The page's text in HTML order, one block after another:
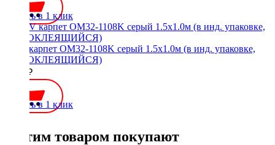
Купить в 1 клик
ACV карпет OM32-1108K серый 1.5х1.0м (в инд. упаковке,
САМОКЛЕЯЩИЙСЯ)
1300 ₽
Купить в 1 клик
С этим товаром покупают